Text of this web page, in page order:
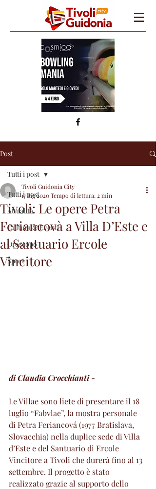
Post
Tutti i post
Attualità
Cultura & Eventi
Oroscopo
Sport
Tutti i post
Tivoli: Le opere Petra
Feriancovà a Villa D’Este e
al Santuario Ercole
Vincitore
Tivoli Guidonia City
17 lug 2020Tempo di lettura: 2 min
di Claudia Crocchianti -
Le Villae sono liete di presentare il 18
luglio “Fabvlae”, la mostra personale
di Petra Feriancová (1977 Bratislava,
Slovacchia) nella duplice sede di Villa
d’Este e del Santuario di Ercole
Vincitore a Tivoli che durerà fino al 13
settembre. Il progetto è stato
realizzato grazie al supporto dello